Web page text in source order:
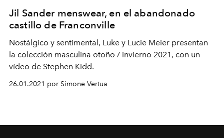
Jil Sander menswear, en el abandonado
castillo de Franconville
Nostálgico y sentimental, Luke y Lucie Meier presentan
la colección masculina otoño / invierno 2021, con un
vídeo de Stephen Kidd.
26.01.2021 por Simone Vertua